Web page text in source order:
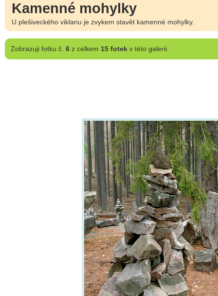
Kamenné mohylky
U plešiveckého viklanu je zvykem stavět kamenné mohylky.
Zobrazujifotku č. 6z celkem 15 fotekv této galerii.